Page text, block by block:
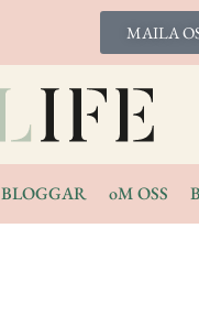
MAILA
BLOGGAR oM OSS